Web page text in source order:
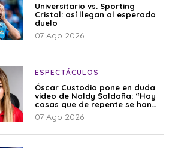
Universitario vs. Sporting
Cristal: así llegan al esperado
duelo
07 Ago 2026
ESPECTÁCULOS
Óscar Custodio pone en duda
video de Naldy Saldaña: “Hay
cosas que de repente se han
editado”
07 Ago 2026